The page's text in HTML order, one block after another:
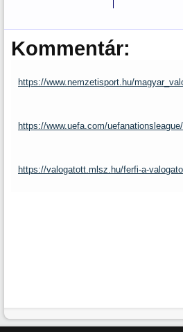
Kommentár:
https://www.nemzetisport.hu/
https://www.uefa.com/
https://valogatott.mlsz.hu/ferfi-a-